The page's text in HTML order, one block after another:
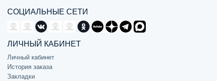
СОЦИАЛЬНЫЕ СЕТИ
ЛИЧНЫЙ КАБИНЕТ
Личный кабинет
История заказа
Закладки